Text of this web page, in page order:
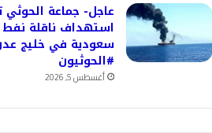
عاجل- جماعة الحوثي
استهداف ناقلة نفط
سعودية في خليج
#الحوثيون
أغسطس 5, 2026